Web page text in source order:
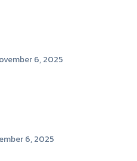
6, 2025
6, 2025